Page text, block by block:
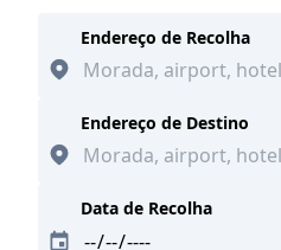
Endereço de Recolha
Endereço de Destino
Data de Recolha